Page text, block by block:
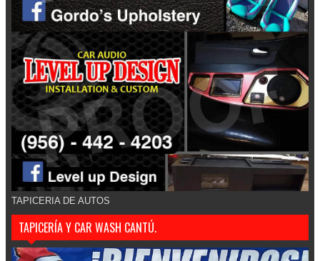
TAPICERIA DE AUTOS
TAPICERÍA Y CAR WASH CANTÚ.